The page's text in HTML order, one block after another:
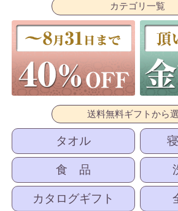
カテゴリ一覧
送料無料ギフトから
タオル
食 品
カタログギフト